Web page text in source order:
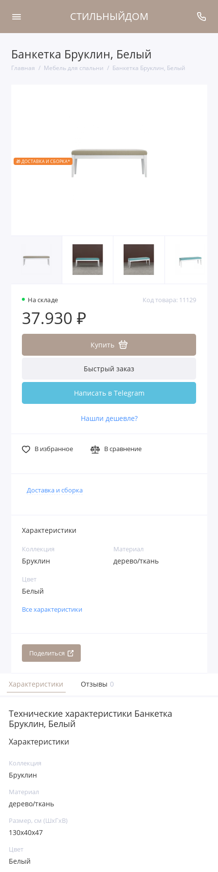
СТИЛЬНЫЙДОМ
Банкетка Бруклин, Белый
Главная Мебель для спальни Банкетка Бруклин, Белый
🎁 ДОСТАВКА И СБОРКА*
На складе Код товара: 11129
37.930 ₽
Купить
Быстрый заказ
Написать в Telegram
Нашли дешевле?
В избранное В сравнение
Доставка и сборка
Характеристики
Коллекция
Бруклин
Материал
дерево/ткань
Цвет
Белый
Все характеристики
Поделиться
Характеристики Отзывы 0
Технические характеристики Банкетка
Бруклин, Белый
Характеристики
Коллекция
Бруклин
Материал
дерево/ткань
Размер, см (ШхГхВ)
130х40х47
Цвет
Белый